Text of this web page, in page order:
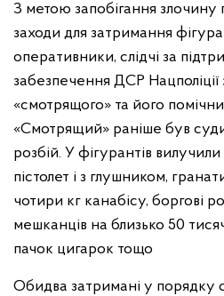
З метою запобігання злочину
заходи для затримання
оперативники, слідчі за
забезпечення ДСР Нацполіції
«смотрящого» та його
«Смотрящий» раніше був
розбій. У фігурантів
пістолет і з глушником,
чотири кг канабісу, боргові
мешканців на близько 50
пачок цигарок тощо
Обидва затримані у порядку